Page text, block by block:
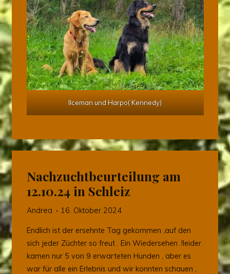
IIceman und Harpo( Kennedy)
Nachzuchtbeurteilung am
12.10.24 in Schleiz
Andrea 16. Oktober 2024
Endlich ist der ersehnte Tag gekommen ,auf den
sich jeder Züchter so freut . Ein Wiedersehen .!leider
kamen nur 5 von 9 erwarteten Hunden , aber es
war für alle ein Erlebnis und wir konnten schauen ,